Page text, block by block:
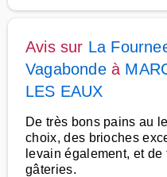
Avis sur La
Vagabondeà
LES EAUX
De très bons pains au
choix, des brioches
levain également, et
gâteries.